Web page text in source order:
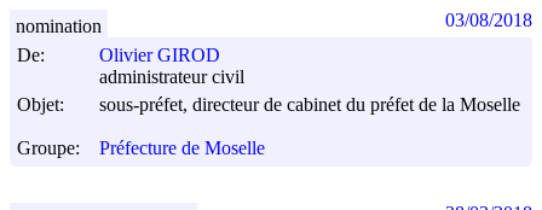
De:
Olivier GIROD
administrateur civil
Objet:
sous-préfet, directeur de cabinet du préfet de la Moselle
Groupe: Préfecture de Moselle
nomination 03/08/2018